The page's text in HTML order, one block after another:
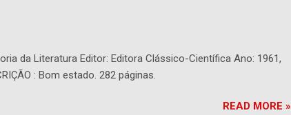
da Literatura Editor: Editora Clássico-Científica Ano: 1961,
: Bom estado. 282 páginas.
READ MORE »